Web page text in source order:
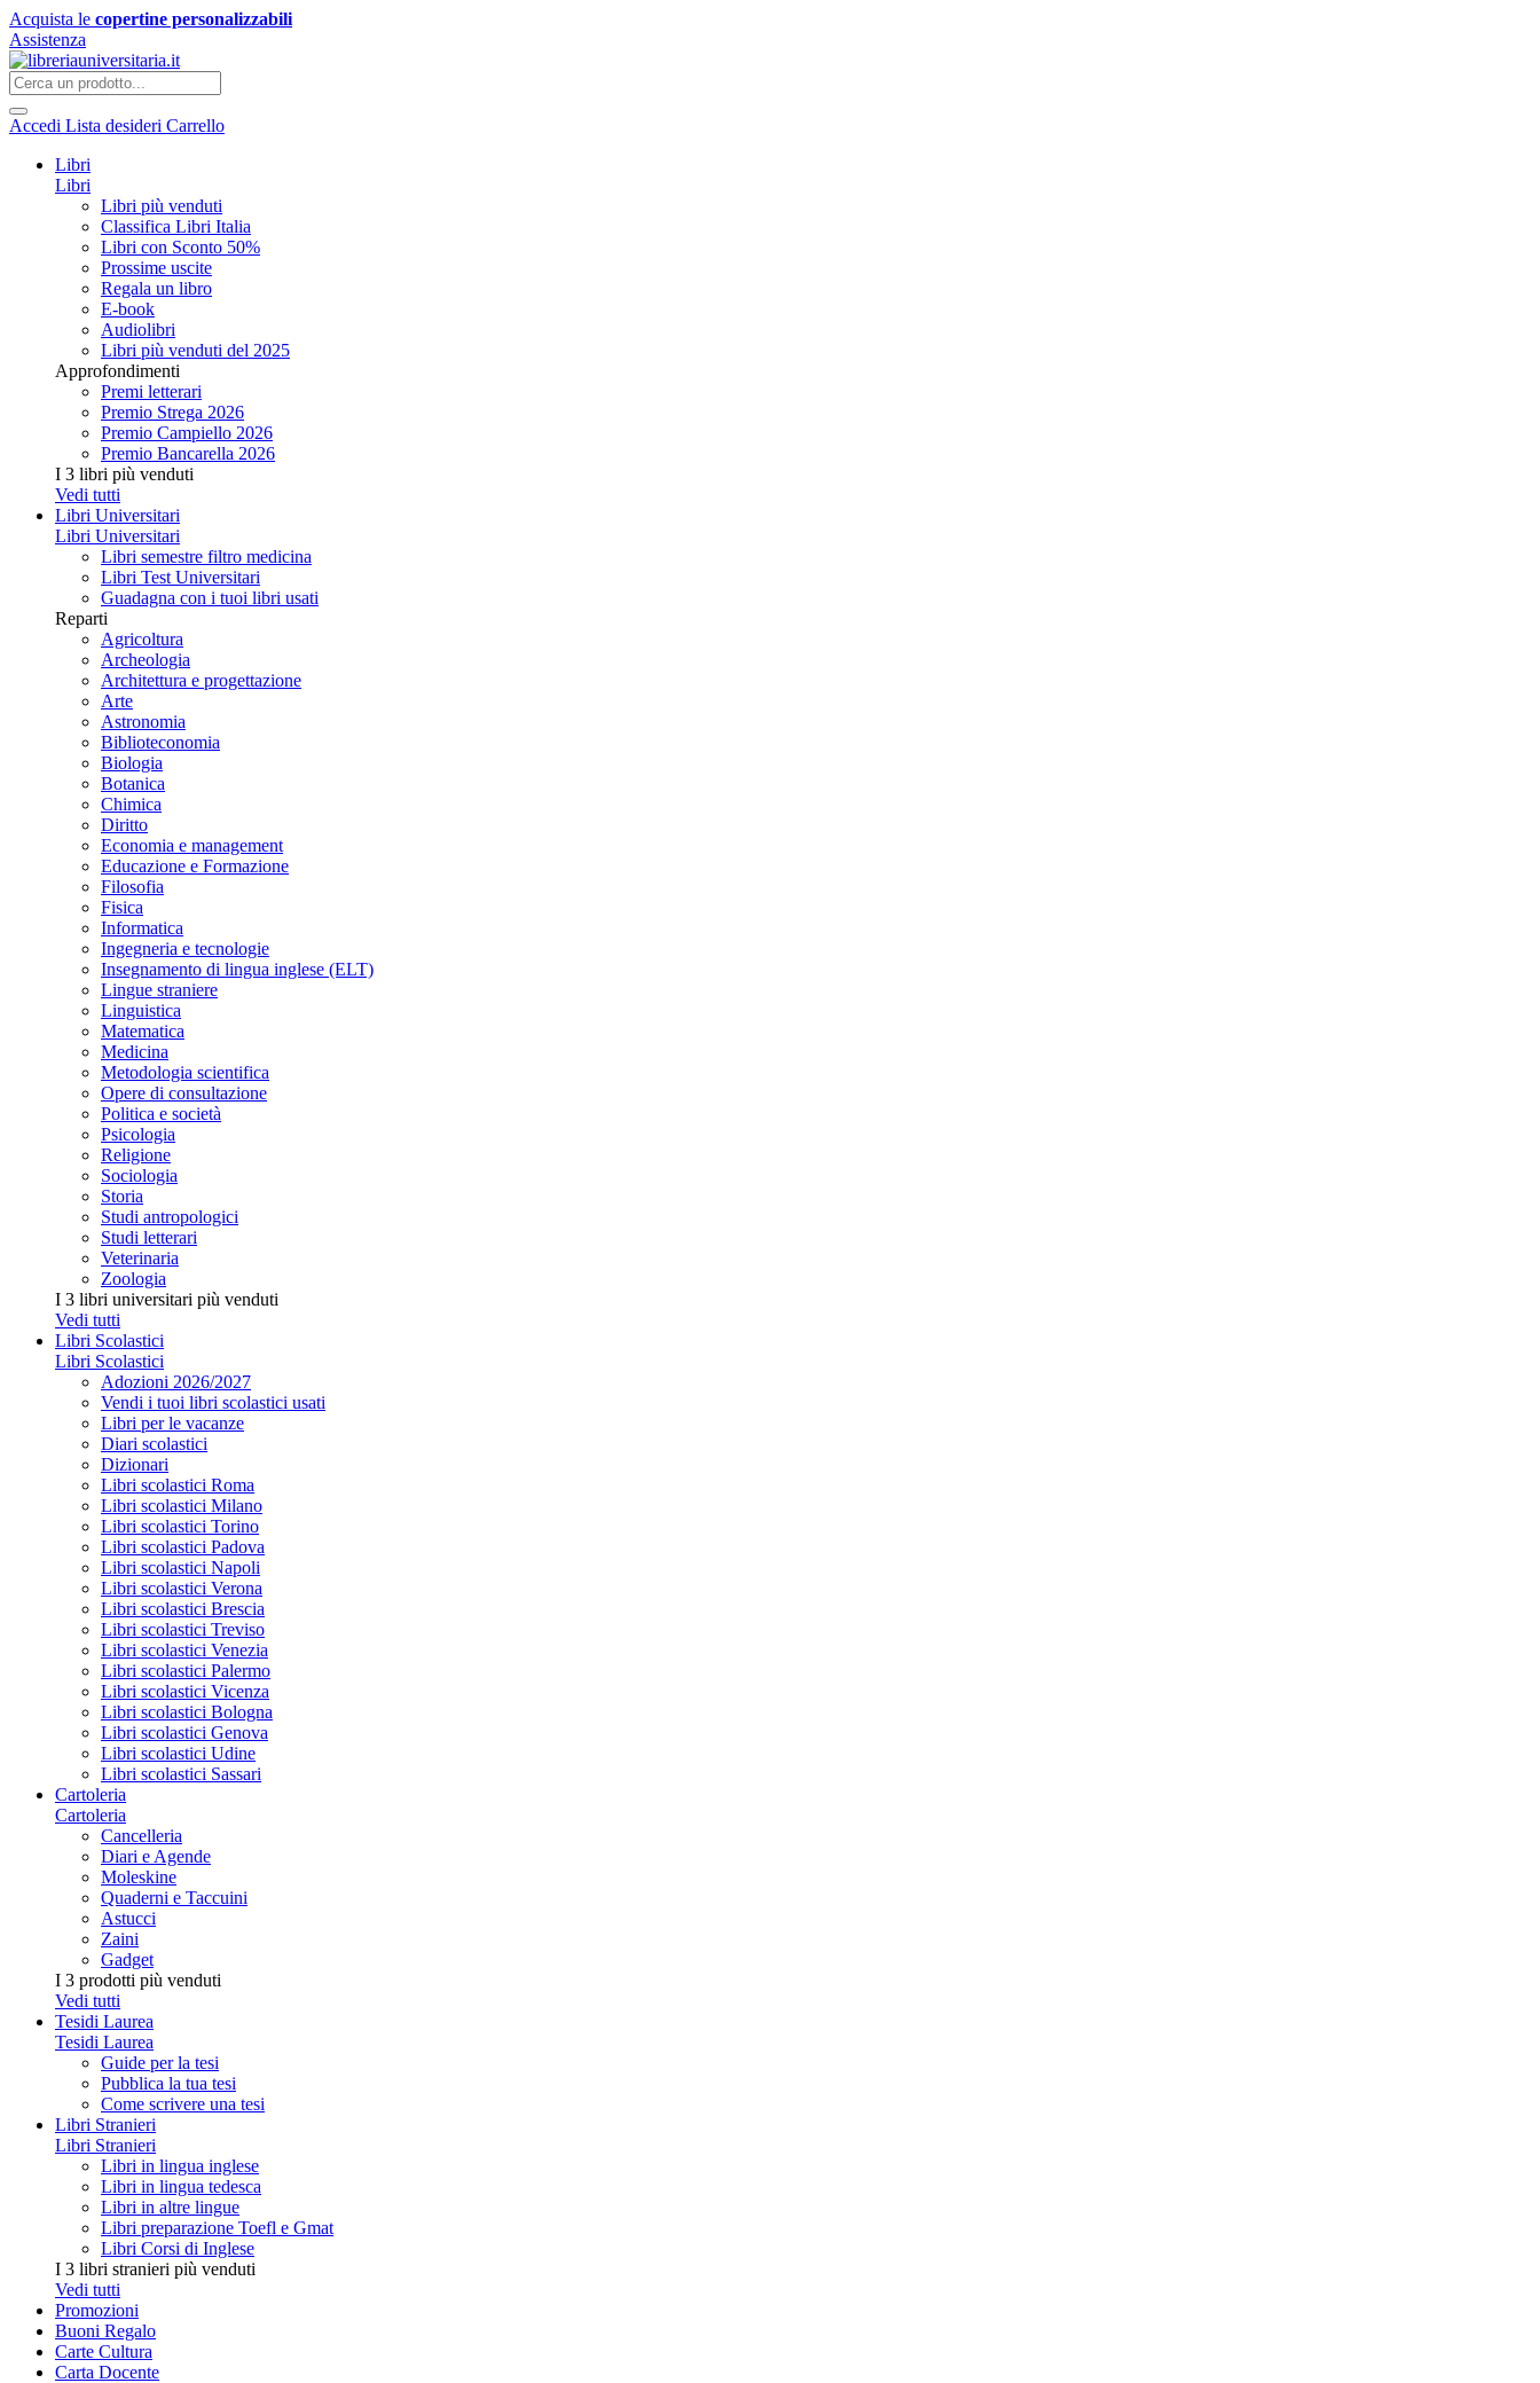
Acquista le copertine personalizzabili
Assistenza
Accedi Lista desideri Carrello
Libri
Libri
Libri più venduti
Classifica Libri Italia
Libri con Sconto 50%
Prossime uscite
Regala un libro
E-book
Audiolibri
Libri più venduti del 2025
Approfondimenti
Premi letterari
Premio Strega 2026
Premio Campiello 2026
Premio Bancarella 2026
I 3 libri più venduti
Vedi tutti
Libri Universitari
Libri Universitari
Libri semestre filtro medicina
Libri Test Universitari
Guadagna con i tuoi libri usati
Reparti
Agricoltura
Archeologia
Architettura e progettazione
Arte
Astronomia
Biblioteconomia
Biologia
Botanica
Chimica
Diritto
Economia e management
Educazione e Formazione
Filosofia
Fisica
Informatica
Ingegneria e tecnologie
Insegnamento di lingua inglese (ELT)
Lingue straniere
Linguistica
Matematica
Medicina
Metodologia scientifica
Opere di consultazione
Politica e società
Psicologia
Religione
Sociologia
Storia
Studi antropologici
Studi letterari
Veterinaria
Zoologia
I 3 libri universitari più venduti
Vedi tutti
Libri Scolastici
Libri Scolastici
Adozioni 2026/2027
Vendi i tuoi libri scolastici usati
Libri per le vacanze
Diari scolastici
Dizionari
Libri scolastici Roma
Libri scolastici Milano
Libri scolastici Torino
Libri scolastici Padova
Libri scolastici Napoli
Libri scolastici Verona
Libri scolastici Brescia
Libri scolastici Treviso
Libri scolastici Venezia
Libri scolastici Palermo
Libri scolastici Vicenza
Libri scolastici Bologna
Libri scolastici Genova
Libri scolastici Udine
Libri scolastici Sassari
Cartoleria
Cartoleria
Cancelleria
Diari e Agende
Moleskine
Quaderni e Taccuini
Astucci
Zaini
Gadget
I 3 prodotti più venduti
Vedi tutti
Tesidi Laurea
Tesidi Laurea
Guide per la tesi
Pubblica la tua tesi
Come scrivere una tesi
Libri Stranieri
Libri Stranieri
Libri in lingua inglese
Libri in lingua tedesca
Libri in altre lingue
Libri preparazione Toefl e Gmat
Libri Corsi di Inglese
I 3 libri stranieri più venduti
Vedi tutti
Promozioni
Buoni Regalo
Carte Cultura
Carta Docente